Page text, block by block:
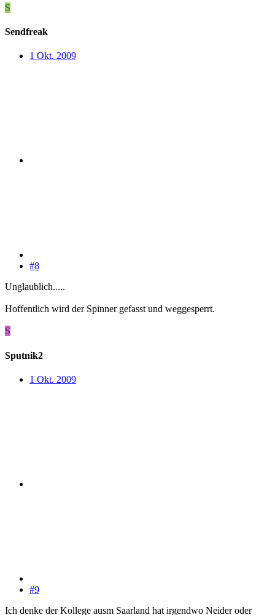
S
Sendfreak
1 Okt. 2009
#8
Unglaublich.....
Hoffentlich wird der Spinner gefasst und weggesperrt.
S
Sputnik2
1 Okt. 2009
#9
Ich denke der Kollege ausm Saarland hat irgendwo Neider oder